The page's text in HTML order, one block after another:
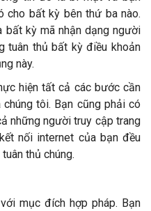
bất kỳ bên thứ ba nào.
bất kỳ mã nhận dạng người
tuân thủ bất kỳ điều khoản
này.
hiện tất cả các bước cần
tôi. Bạn cũng phải có
những người truy cập trang
nối internet của bạn đều
thủ chúng.
mục đích hợp pháp. Bạn